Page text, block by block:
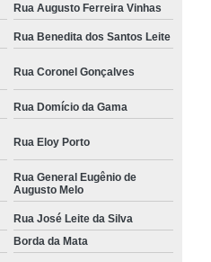
Rua Augusto Ferreira Vinhas
Rua Benedita dos Santos Leite
Rua Coronel Gonçalves
Rua Domício da Gama
Rua Eloy Porto
Rua General Eugênio de
Augusto Melo
Rua José Leite da Silva
Borda da Mata